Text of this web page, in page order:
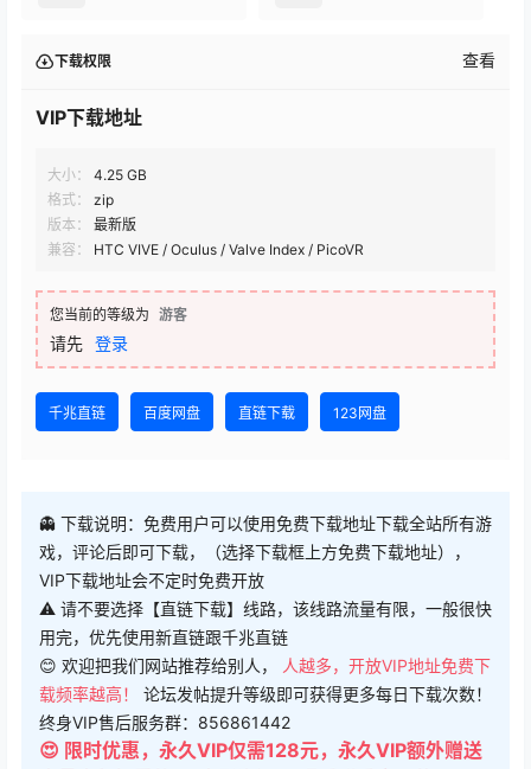
下载权限 查看
VIP下载地址
大小：
4.25 GB
格式：
zip
版本：
最新版
兼容：
HTC VIVE / Oculus / Valve Index / PicoVR
您当前的等级为 游客
请先 登录
千兆直链 百度网盘 直链下载 123网盘
👻 下载说明：免费用户可以使用免费下载地址下载全站所有游
戏，评论后即可下载，（选择下载框上方免费下载地址），
VIP下载地址会不定时免费开放
⚠ 请不要选择【直链下载】线路，该线路流量有限，一般很快
用完，优先使用新直链跟千兆直链
😊 欢迎把我们网站推荐给别人，
人越多，开放VIP地址免费下
载频率越高！ 论坛发帖提升等级即可获得更多每日下载次数！
终身VIP售后服务群：856861442
😍 限时优惠，永久VIP仅需128元，永久VIP额外赠送